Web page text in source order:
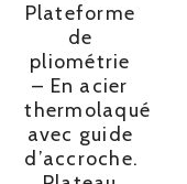
Plateforme
de
pliométrie
– En acier
thermolaqué
avec guide
d’accroche.